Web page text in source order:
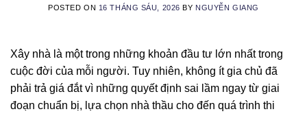
POSTED ON 16 THÁNG SÁU, 2026 BY NGUYỄN GIANG
Xây nhà là một trong những khoản đầu tư lớn nhất trong
cuộc đời của mỗi người. Tuy nhiên, không ít gia chủ đã
phải trả giá đắt vì những quyết định sai lầm ngay từ giai
đoạn chuẩn bị, lựa chọn nhà thầu cho đến quá trình thi